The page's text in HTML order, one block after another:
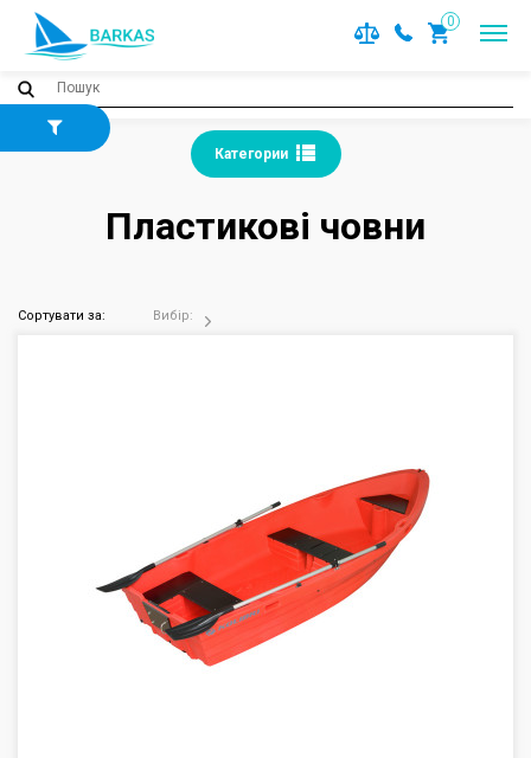
0
Категории
Пластикові човни
Сортувати за: Вибір: